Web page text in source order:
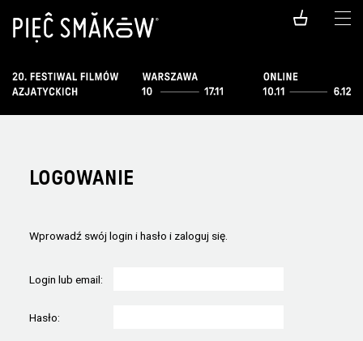
LOGOWANIE
Wprowadź swój login i hasło i zaloguj się.
Login lub email:
Hasło: